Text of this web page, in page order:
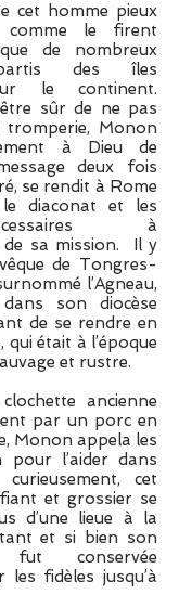
homme pieux
le firent
de nombreux
partis des îles
le continent.
sûr de ne pas
tromperie, Monon
à Dieu de
deux fois
se rendit à Rome
diaconat et les
à
de sa mission. Il y
de Tongres-
l’Agneau,
son diocèse
de se rendre en
était à l’époque
et rustre.
ancienne
par un porc en
Monon appela les
pour l’aider dans
cet
et grossier se
d’une lieue à la
et si bien son
fut conservée
les fidèles jusqu’à